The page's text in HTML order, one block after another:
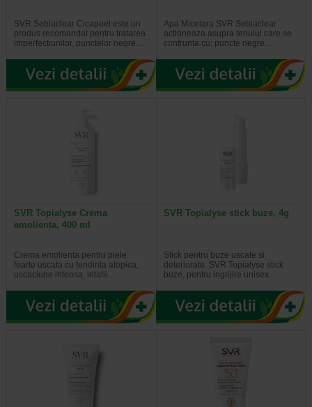
SVR Sebiaclear Cicapeel este un
produs recomandat pentru tratarea
imperfectiunilor, punctelor negre…
Apa Micelara SVR Sebiaclear
actioneaza asupra tenului care se
confrunta cu: puncte negre…
SVR Topialyse Crema
emolienta, 400 ml
Crema emolienta pentru piele
foarte uscata cu tendinta atopica,
uscaciune intensa, iritatii…
SVR Topialyse stick buze, 4g
Stick pentru buze uscate si
deteriorate. SVR Topialyse stick
buze, pentru ingrijire unisex. …